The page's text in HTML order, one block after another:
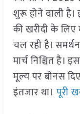
शुरू होने वाली
की खरीदी के लिए
चल रही है।
मार्च निश्चित
मूल्य पर बोनस
इंतजार था।पूरी